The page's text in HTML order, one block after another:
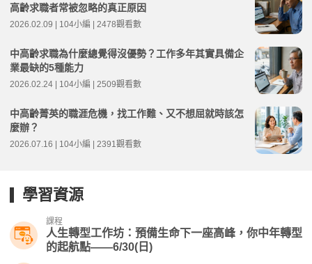
高齡求職者常被忽略的真正原因
2026.02.09 | 104小編 | 2478觀看數
中高齡求職為什麼總覺得沒優勢？工作多年其實具備企
業最缺的5種能力
2026.02.24 | 104小編 | 2509觀看數
中高齡菁英的職涯危機，找工作難、又不想屈就時該怎
麼辦？
2026.07.16 | 104小編 | 2391觀看數
學習資源
課程
人生轉型工作坊：預備生命下一座高峰，你中年轉型
的起航點——6/30(日)